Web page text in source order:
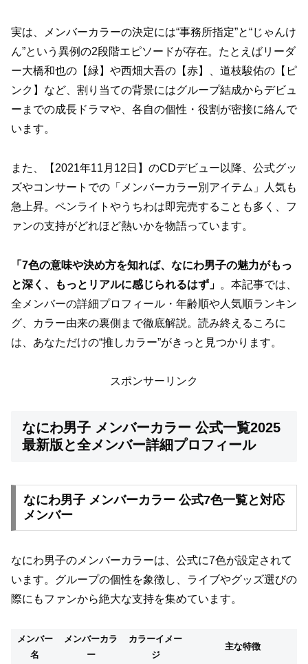
実は、メンバーカラーの決定には“事務所指定”と“じゃんけ
ん”という異例の2段階エピソードが存在。たとえばリーダ
ー大橋和也の【緑】や西畑大吾の【赤】、道枝駿佑の【ピ
ンク】など、割り当ての背景にはグループ結成からデビュ
ーまでの成長ドラマや、各自の個性・役割が密接に絡んで
います。
また、【2021年11月12日】のCDデビュー以降、公式グッ
ズやコンサートでの「メンバーカラー別アイテム」人気も
急上昇。ペンライトやうちわは即完売することも多く、フ
ァンの支持がどれほど熱いかを物語っています。
「7色の意味や決め方を知れば、なにわ男子の魅力がもっ
と深く、もっとリアルに感じられるはず」 。本記事では、
全メンバーの詳細プロフィール・年齢順や人気順ランキン
グ、カラー由来の裏側まで徹底解説。読み終えるころに
は、あなただけの“推しカラー”がきっと見つかります。
スポンサーリンク
なにわ男子 メンバーカラー 公式一覧2025
最新版と全メンバー詳細プロフィール
なにわ男子 メンバーカラー 公式7色一覧と対応
メンバー
なにわ男子のメンバーカラーは、公式に7色が設定されて
います。グループの個性を象徴し、ライブやグッズ選びの
際にもファンから絶大な支持を集めています。
メンバー
名
メンバーカラ
ー
カラーイメー
ジ
主な特徴